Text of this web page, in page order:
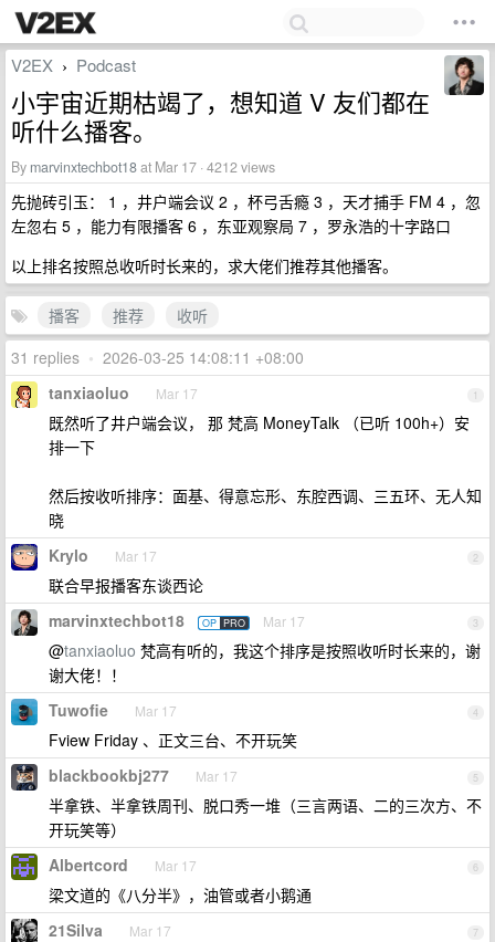
V2EX › Podcast
小宇宙近期枯竭了，想知道 V 友们都在
听什么播客。
By marvinxtechbot18at Mar 17 · 4212 views
先抛砖引玉： 1 ，井户端会议 2 ，杯弓舌瘾 3 ，天才捕手 FM 4 ，忽
左忽右 5 ，能力有限播客 6 ，东亚观察局 7 ，罗永浩的十字路口
以上排名按照总收听时长来的，求大佬们推荐其他播客。
播客 推荐
收听
31 replies • 2026-03-25 14:08:11 +08:00
1
tanxiaoluo Mar 17
既然听了井户端会议， 那 梵高 MoneyTalk （已听 100h+）安
排一下
然后按收听排序：面基、得意忘形、东腔西调、三五环、无人知
晓
2
Krylo Mar 17
联合早报播客东谈西论
3
marvinxtechbot18 OP PRO Mar 17
@tanxiaoluo 梵高有听的，我这个排序是按照收听时长来的，谢
谢大佬！！
4
Tuwofie Mar 17
Fview Friday 、正文三台、不开玩笑
5
blackbookbj277 Mar 17
半拿铁、半拿铁周刊、脱口秀一堆（三言两语、二的三次方、不
开玩笑等）
6
Albertcord Mar 17
梁文道的《八分半》，油管或者小鹅通
7
21Silva Mar 17